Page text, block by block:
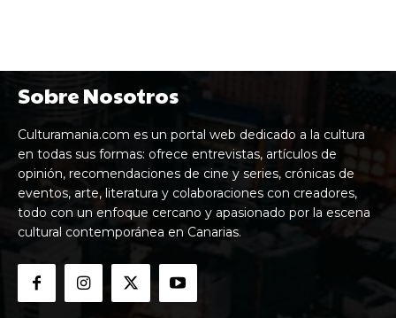
Sobre Nosotros
Culturamania.com es un portal web dedicado a la cultura
en todas sus formas: ofrece entrevistas, artículos de
opinión, recomendaciones de cine y series, crónicas de
eventos, arte, literatura y colaboraciones con creadores,
todo con un enfoque cercano y apasionado por la escena
cultural contemporánea en Canarias.